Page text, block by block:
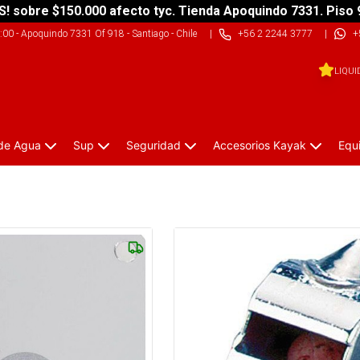
sobre $150.000 afecto tyc. Tienda Apoquindo 7331. Piso
- Apoquindo 7331 Of 918 - Santiago - Chile| +56 2 2244 3777 |
Agua Sup Seguridad Accesorios Kayak